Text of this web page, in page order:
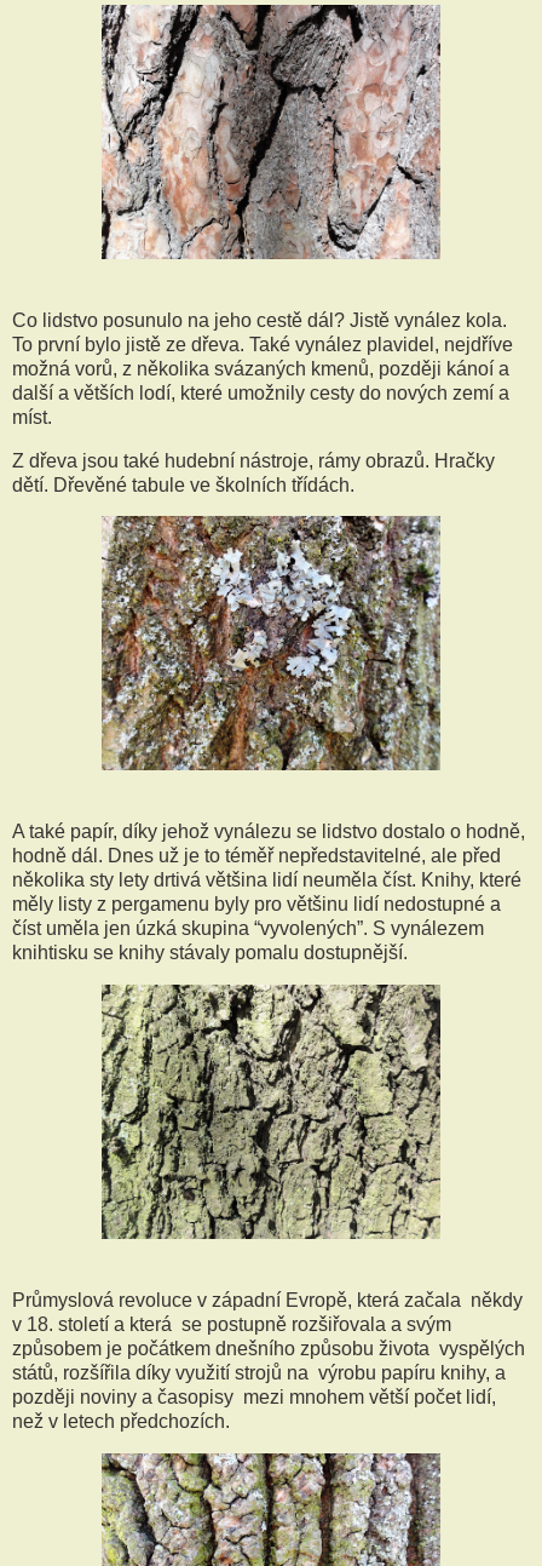
Co lidstvo posunulo na jeho cestě dál? Jistě vynález kola.
To první bylo jistě ze dřeva. Také vynález plavidel, nejdříve
možná vorů, z několika svázaných kmenů, později kánoí a
další a větších lodí, které umožnily cesty do nových zemí a
míst.
Z dřeva jsou také hudební nástroje, rámy obrazů. Hračky
dětí. Dřevěné tabule ve školních třídách.
A také papír, díky jehož vynálezu se lidstvo dostalo o hodně,
hodně dál. Dnes už je to téměř nepředstavitelné, ale před
několika sty lety drtivá většina lidí neuměla číst. Knihy, které
měly listy z pergamenu byly pro většinu lidí nedostupné a
číst uměla jen úzká skupina “vyvolených”. S vynálezem
knihtisku se knihy stávaly pomalu dostupnější.
Průmyslová revoluce v západní Evropě, která začala někdy
v 18. století a která se postupně rozšiřovala a svým
způsobem je počátkem dnešního způsobu života vyspělých
států, rozšířila díky využití strojů na výrobu papíru knihy, a
později noviny a časopisy mezi mnohem větší počet lidí,
než v letech předchozích.